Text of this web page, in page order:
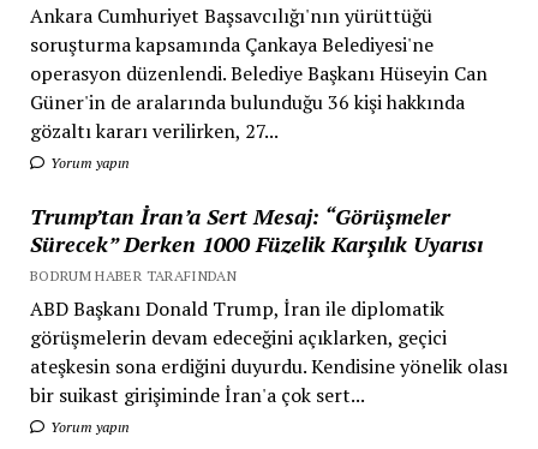
Ankara Cumhuriyet Başsavcılığı'nın yürüttüğü
soruşturma kapsamında Çankaya Belediyesi'ne
operasyon düzenlendi. Belediye Başkanı Hüseyin Can
Güner'in de aralarında bulunduğu 36 kişi hakkında
gözaltı kararı verilirken, 27...
Yorum yapın
Trump’tan İran’a Sert Mesaj: “Görüşmeler
Sürecek” Derken 1000 Füzelik Karşılık Uyarısı
BODRUM HABER TARAFINDAN
ABD Başkanı Donald Trump, İran ile diplomatik
görüşmelerin devam edeceğini açıklarken, geçici
ateşkesin sona erdiğini duyurdu. Kendisine yönelik olası
bir suikast girişiminde İran'a çok sert...
Yorum yapın